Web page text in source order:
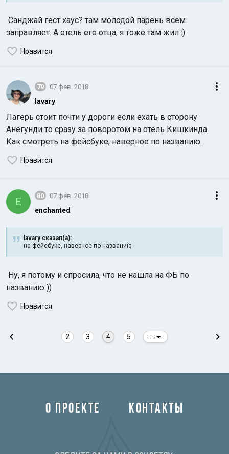
Санджай гест хаус? там молодой парень всем
заправляет. А отель его отца, я тоже там жил :)
Нравится
79 07 фев. 2018
lavary
Лагерь стоит почти у дороги если ехать в сторону
Анегунди то сразу за поворотом на отель Кишкинда.
Как смотреть на фейсбуке, наверное по названию.
Нравится
E 80 07 фев. 2018
enchanted
lavary сказал(а):
на фейсбуке, наверное по названию
Ну, я потому и спросила, что не нашла на ФБ по
названию ))
Нравится
2 3 4 5
О ПРОЕКТЕ КОНТАКТЫ